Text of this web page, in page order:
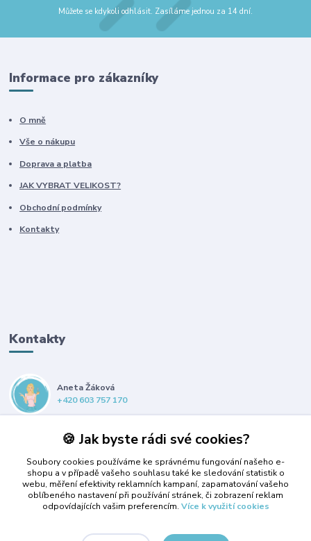
Můžete se kdykoli odhlásit. Zasíláme jednou za 14 dní.
Informace pro zákazníky
O mně
Vše o nákupu
Doprava a platba
JAK VYBRAT VELIKOST?
Obchodní podmínky
Kontakty
Kontakty
Aneta Žáková
+420 603 757 170
anet@propsiska.cz
Upravit sběr cookies.
🍪 Jak byste rádi své cookies?
Soubory cookies používáme ke správnému fungování našeho e-
shopu a v případě vašeho souhlasu také ke sledování statistik o
webu, měření efektivity reklamních kampaní, zapamatování vašeho
oblíbeného nastavení při používání stránek, či zobrazení reklam
odpovídajících vašim preferencím. Více k využití cookies